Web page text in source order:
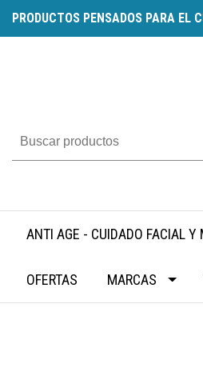
PRODUCTOS PENSADOS PARA EL
ANTI AGE - CUIDADO FACIAL Y
OFERTAS MARCAS